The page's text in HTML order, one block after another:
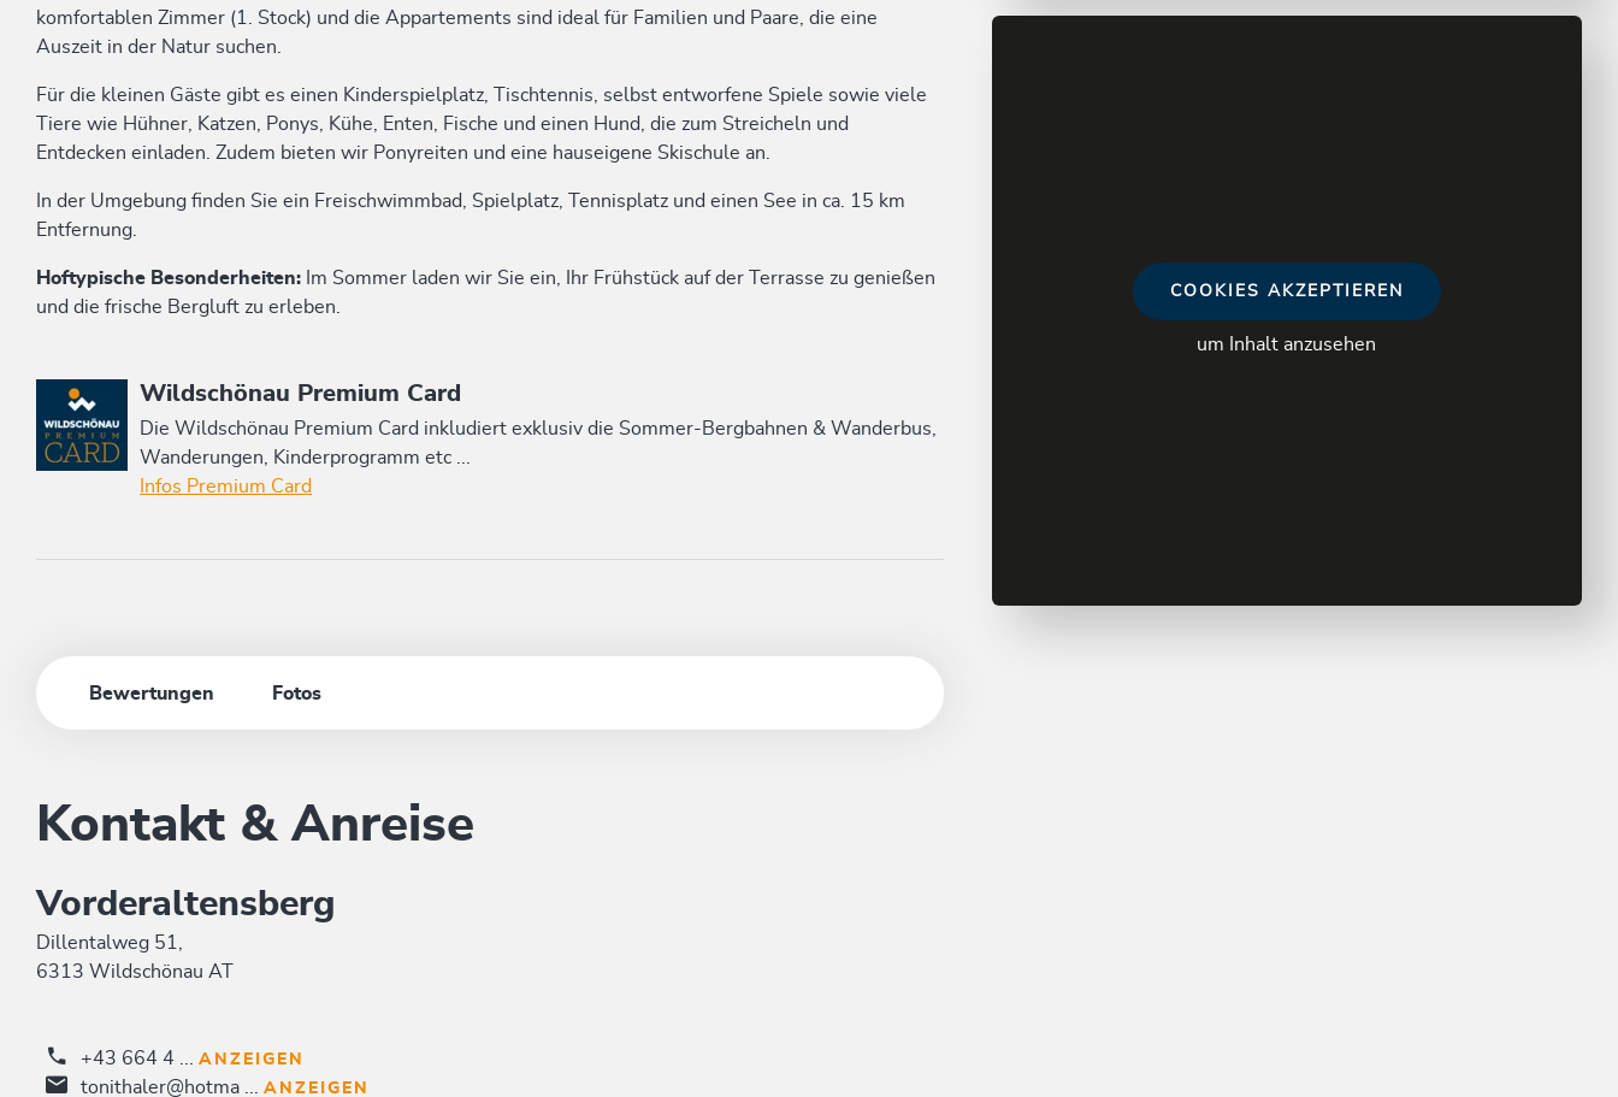
komfortablen Zimmer (1. Stock) und die Appartements sind ideal für Familien und Paare, die eine
Auszeit in der Natur suchen.
Für die kleinen Gäste gibt es einen Kinderspielplatz, Tischtennis, selbst entworfene Spiele sowie viele
Tiere wie Hühner, Katzen, Ponys, Kühe, Enten, Fische und einen Hund, die zum Streicheln und
Entdecken einladen. Zudem bieten wir Ponyreiten und eine hauseigene Skischule an.
In der Umgebung finden Sie ein Freischwimmbad, Spielplatz, Tennisplatz und einen See in ca. 15 km
Entfernung.
Hoftypische Besonderheiten: Im Sommer laden wir Sie ein, Ihr Frühstück auf der Terrasse zu genießen
und die frische Bergluft zu erleben.
Diese Unterkunft ist Mitglied von
Wildschönau Premium Card
Die Wildschönau Premium Card inkludiert exklusiv die Sommer-Bergbahnen & Wanderbus,
Wanderungen, Kinderprogramm etc ...
Infos Premium Card
Bewertungen Fotos
Kontakt & Anreise
Vorderaltensberg
Dillentalweg 51,
6313 Wildschönau AT
+43 664 4 ... ANZEIGEN
tonithaler@hotma ... ANZEIGEN
COOKIES AKZEPTIEREN
um Inhalt anzusehen